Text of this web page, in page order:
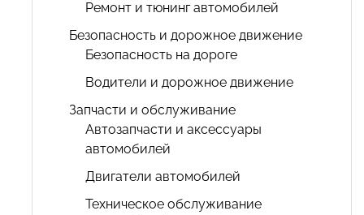
Ремонт и тюнинг автомобилей
Безопасность и дорожное движение
Безопасность на дороге
Водители и дорожное движение
Запчасти и обслуживание
Автозапчасти и аксессуары
автомобилей
Двигатели автомобилей
Техническое обслуживание